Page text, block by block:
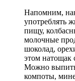
Напомним,
употреблять
пищу,
молочные
шоколад,
этом натощак
Можно выпить
компоты,